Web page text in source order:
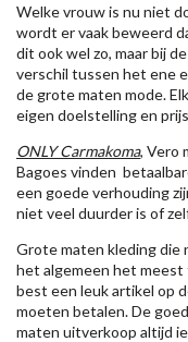
Welke vrouw is nu niet
wordt er vaak beweerd
dit ook wel zo, maar bij
verschil tussen het ene
de grote maten mode.
eigen doelstelling en
ONLY Carmakoma, Vero
Bagoes vinden
een goede verhouding
niet veel duurder is of
Grote maten kleding die
het algemeen het meest
best een leuk artikel op
moeten betalen. De
maten uitverkoop altijd